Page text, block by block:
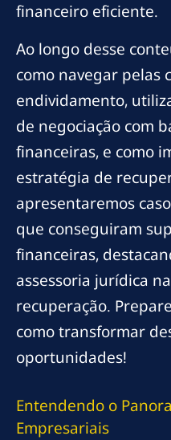
financeiro eficiente.
Ao longo desse
como navegar pelas
endividamento,
de negociação com
financeiras, e como
estratégia de
apresentaremos
que conseguiram
financeiras,
assessoria jurídica
recuperação.
como transformar
oportunidades!
Entendendo o
Empresariais